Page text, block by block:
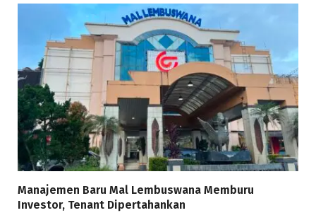
Manajemen Baru Mal Lembuswana Memburu
Investor, Tenant Dipertahankan